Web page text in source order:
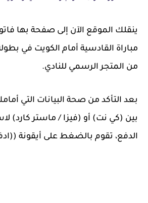
ينقلك الموقع الآن إلى صفحة بها
مباراة القادسية أمام الكويت في
من المتجر الرسمي للنادي.
بعد التأكد من صحة البيانات التي
بين (كي نت) أو (فيزا / ماستر كارد)
الدفع، تقوم بالضغط على أيقونة